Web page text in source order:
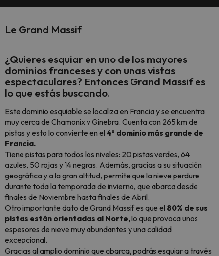
Le Grand Massif
¿Quieres esquiar en uno de los mayores
dominios franceses y con unas vistas
espectaculares? EntoncesGrand Massifes
lo que estás buscando.
Este dominio esquiable se localiza en Francia y se encuentra
muy cerca de Chamonix y Ginebra. Cuenta con 265 km de
pistas y esto lo convierte en el 4º dominio más grande de
Francia.
Tiene pistas para todos los niveles: 20 pistas verdes, 64
azules, 50 rojas y 14 negras. Además, gracias a su situación
geográfica y a la gran altitud, permite que la nieve perdure
durante toda la temporada de invierno, que abarca desde
finales de Noviembre hasta finales de Abril.
Otro importante dato de Grand Massif es que el 80% de sus
pistas están orientadas al Norte,lo que provoca unos
espesores de nieve muy abundantes y una calidad
excepcional.
Gracias al amplio dominio que abarca, podrás esquiar a través